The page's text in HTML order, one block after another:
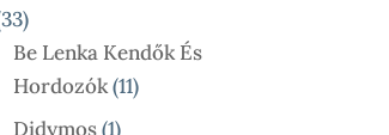
3333
Termék
Be Lenka Kendők És
Hordozók 1111
Didymos 11